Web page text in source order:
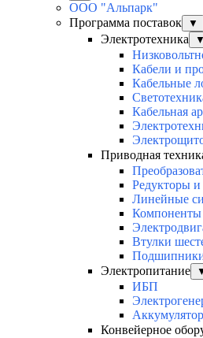
ООО "Альпарк"
Программа поставок
▼
Электротехника ▼
Кабели и
Кабельные
Кабельная
Приводная
Редукторы
Линейные
Компоненты
Втулки
Электропитание
ИБП
Конвейерное